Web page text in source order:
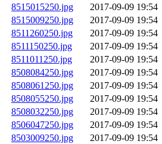
8515015250.jpg
2017-09-09 19:54
8515009250.jpg
2017-09-09 19:54
8511260250.jpg
2017-09-09 19:54
8511150250.jpg
2017-09-09 19:54
8511011250.jpg
2017-09-09 19:54
8508084250.jpg
2017-09-09 19:54
8508061250.jpg
2017-09-09 19:54
8508055250.jpg
2017-09-09 19:54
8508032250.jpg
2017-09-09 19:54
8506047250.jpg
2017-09-09 19:54
8503009250.jpg
2017-09-09 19:54